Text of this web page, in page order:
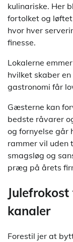
kulinariske. Her
fortolket og
hvor hver
finesse.
Lokalerne
hvilket skaber
gastronomi får
Gæsterne kan
bedste råvarer
og fornyelse går
rammer vil uden
smagsløg og
præg på årets
kanaler
Forestil jer at